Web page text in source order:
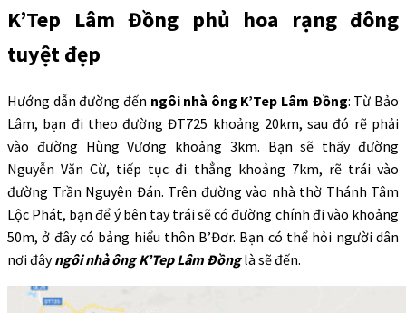
K’Tep Lâm Đồng phủ hoa rạng đông
tuyệt đẹp
Hướng dẫn đường đến ngôi nhà ông K’Tep Lâm Đồng: Từ Bảo
Lâm, bạn đi theo đường ĐT725 khoảng 20km, sau đó rẽ phải
vào đường Hùng Vương khoảng 3km. Bạn sẽ thấy đường
Nguyễn Văn Cừ, tiếp tục đi thẳng khoảng 7km, rẽ trái vào
đường Trần Nguyên Đán. Trên đường vào nhà thờ Thánh Tâm
Lộc Phát, bạn để ý bên tay trái sẽ có đường chính đi vào khoảng
50m, ở đây có bảng hiểu thôn B’Đơr. Bạn có thể hỏi người dân
nơi đâyngôi nhà ông K’Tep Lâm Đồnglà sẽ đến.